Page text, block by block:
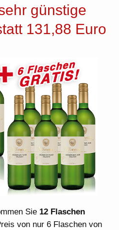
günstige
131,88 Euro
Sie 12 Flaschen
von nur 6 Flaschen von